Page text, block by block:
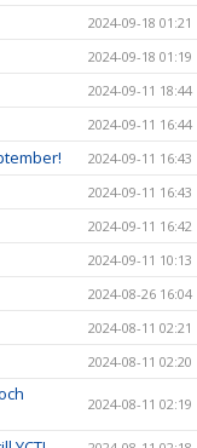
2024-09-18 01:21
2024-09-18 01:19
2024-09-11 18:44
2024-09-11 16:44
2024-09-11 16:43
2024-09-11 16:43
2024-09-11 16:42
2024-09-11 10:13
2024-08-26 16:04
2024-08-11 02:21
2024-08-11 02:20
2024-08-11 02:19